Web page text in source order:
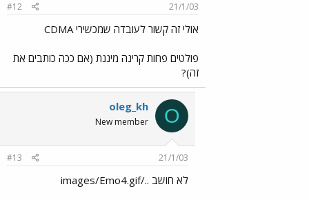
21/1/03
#12
אולי זה קשור לעובדה שמכשירי CDMA
פולטים פחות קרינה מיננת (אם ככה כותבים את
זה)?
O
oleg_kh
New member
21/1/03
#13
לא חושב ../images/Emo4.gif